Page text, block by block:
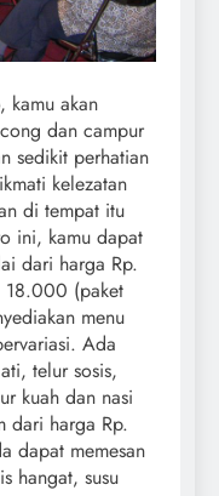
kamu akan
dan campur
sedikit perhatian
kelezatan
di tempat itu
ini, kamu dapat
dari harga Rp.
18.000 (paket
menu
Ada
telur sosis,
kuah dan nasi
dari harga Rp.
dapat memesan
hangat, susu